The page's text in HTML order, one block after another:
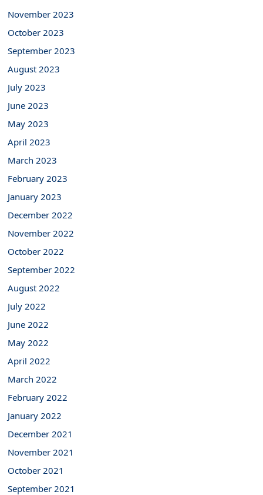
November 2023
October 2023
September 2023
August 2023
July 2023
June 2023
May 2023
April 2023
March 2023
February 2023
January 2023
December 2022
November 2022
October 2022
September 2022
August 2022
July 2022
June 2022
May 2022
April 2022
March 2022
February 2022
January 2022
December 2021
November 2021
October 2021
September 2021